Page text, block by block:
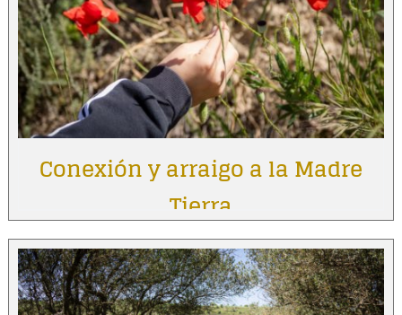
Conexión y arraigo a la Madre
Tierra